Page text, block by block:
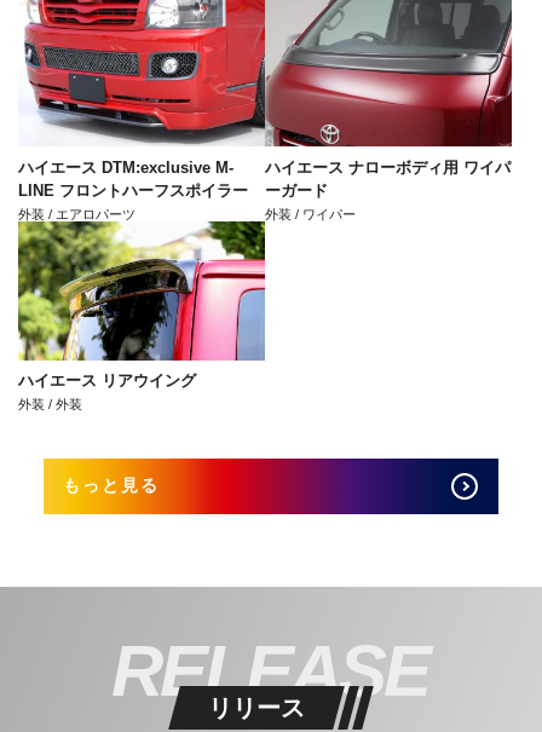
ハイエース DTM:exclusive M-
LINE フロントハーフスポイラー
外装 / エアロパーツ
ハイエース ナローボディ用 ワイパ
ーガード
外装 / ワイパー
ハイエース リアウイング
外装 / 外装
もっと見る
RELEASE
リリース